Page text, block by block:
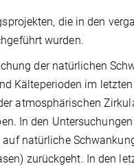
die in den
wurden.
der natürlichen
Kälteperioden im
atmosphärischen
In den
natürliche
zurückgeht. In den